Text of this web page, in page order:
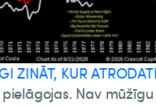
ZINĀT, KUR
Nav mūžīgu